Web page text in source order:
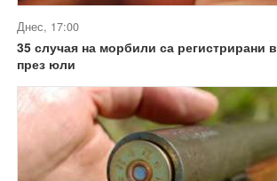
Днес, 17:00
35 случая на морбили са регистрирани
през юли